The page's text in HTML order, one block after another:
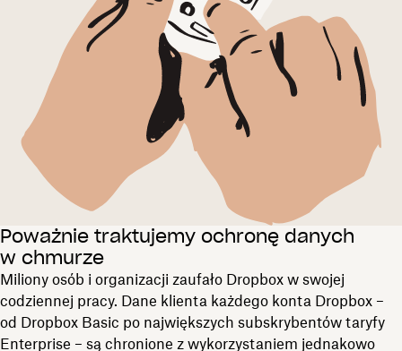
Poważnie traktujemy ochronę danych
w chmurze
Miliony osób i organizacji zaufało Dropbox w swojej
codziennej pracy. Dane klienta każdego konta Dropbox –
od Dropbox Basic po największych subskrybentów taryfy
Enterprise – są chronione z wykorzystaniem jednakowo